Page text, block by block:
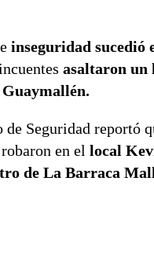
inseguridad sucedió
asaltaron un
Seguridad reportó
en el local
de La Barraca